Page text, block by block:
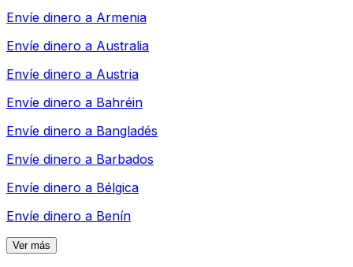
Envíe dinero a Armenia
Envíe dinero a Australia
Envíe dinero a Austria
Envíe dinero a Bahréin
Envíe dinero a Bangladés
Envíe dinero a Barbados
Envíe dinero a Bélgica
Envíe dinero a Benín
Ver más